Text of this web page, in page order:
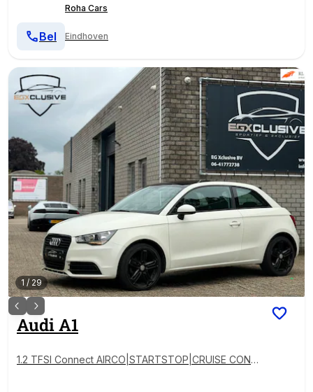
Roha Cars
Eindhoven
Bel
1 / 29
AudiA1
1.2 TFSI Connect AIRCO|STARTSTOP|CRUISE CONT